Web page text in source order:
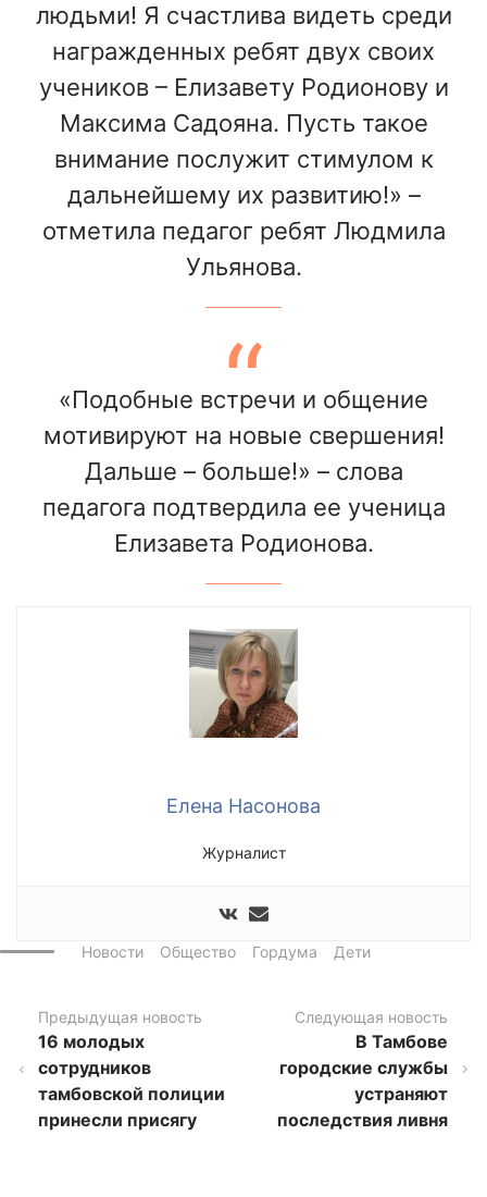
людьми! Я счастлива видеть среди
награжденных ребят двух своих
учеников – Елизавету Родионову и
Максима Садояна. Пусть такое
внимание послужит стимулом к
дальнейшему их развитию!» –
отметила педагог ребят Людмила
Ульянова.
«Подобные встречи и общение
мотивируют на новые свершения!
Дальше – больше!» – слова
педагога подтвердила ее ученица
Елизавета Родионова.
Елена Насонова
Журналист
Новости Общество Гордума Дети
Предыдущая новость
16 молодых
сотрудников
тамбовской полиции
принесли присягу
Следующая новость
В Тамбове
городские службы
устраняют
последствия ливня